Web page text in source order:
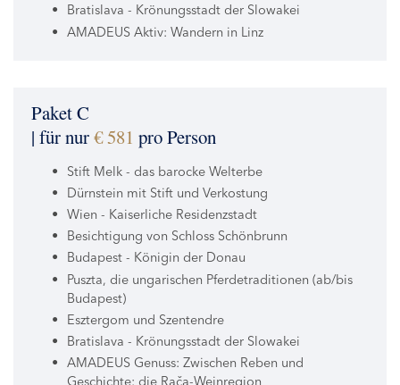
Bratislava - Krönungsstadt der Slowakei
AMADEUS Aktiv: Wandern in Linz
Paket C
| für nur€ 581 pro Person
Stift Melk - das barocke Welterbe
Dürnstein mit Stift und Verkostung
Wien - Kaiserliche Residenzstadt
Besichtigung von Schloss Schönbrunn
Budapest - Königin der Donau
Puszta, die ungarischen Pferdetraditionen (ab/bis
Budapest)
Esztergom und Szentendre
Bratislava - Krönungsstadt der Slowakei
AMADEUS Genuss: Zwischen Reben und
Geschichte: die Rača-Weinregion